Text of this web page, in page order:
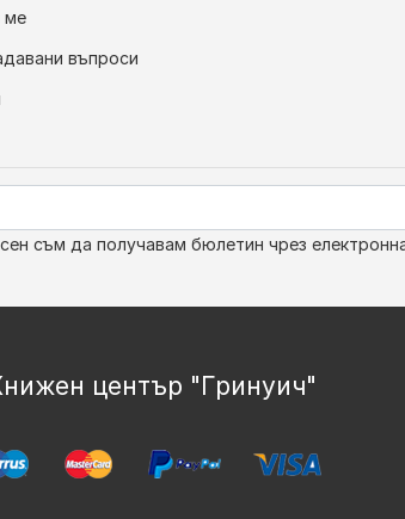
ме
въпроси
съм да получавам бюлетин чрез
център "Гринуич"